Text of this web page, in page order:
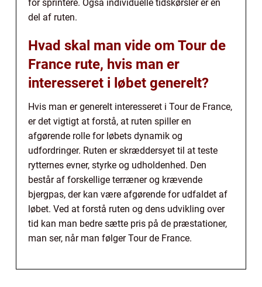
for sprintere. Også individuelle tidskørsler er en
del af ruten.
Hvad skal man vide om Tour de
France rute, hvis man er
interesseret i løbet generelt?
Hvis man er generelt interesseret i Tour de France,
er det vigtigt at forstå, at ruten spiller en
afgørende rolle for løbets dynamik og
udfordringer. Ruten er skræddersyet til at teste
rytternes evner, styrke og udholdenhed. Den
består af forskellige terræner og krævende
bjergpas, der kan være afgørende for udfaldet af
løbet. Ved at forstå ruten og dens udvikling over
tid kan man bedre sætte pris på de præstationer,
man ser, når man følger Tour de France.